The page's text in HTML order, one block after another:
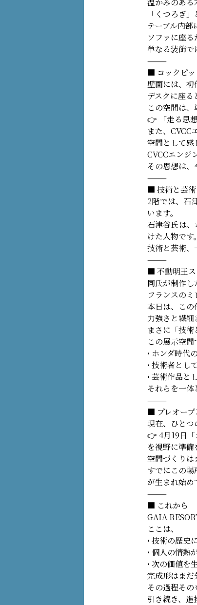
「くつろぎ
テーブル内部
ソファに座る
単なる装飾で
⸻
■ コックピッ
壁面には、初
デスクに座る
この空間は、
👉 「走る思
また、CVCC
空間として感
CVCCエンジ
その思想は、
⸻
■ 技術と芸
2階では、石
います。
石津谷氏は
けた人物です。
技術と芸術、
⸻
■ 不動明王
同氏が制作し
フランスのミ
本日は、この
力強さと繊細
まさに「技術
この展示空間
• ホンダ時代
• 技術者とし
• 芸術作品と
それらを一体
⸻
■ プレオープ
現在、ひとつ
👉 4月19日「
を視野に準備
空間づくりは
すでにこの
が生まれ始め
⸻
■ これから
GAIA
ここは、
• 技術の歴史
• 個人の情熱
• 次の価値を
完成形はまだ
その過程その
引き続き、進